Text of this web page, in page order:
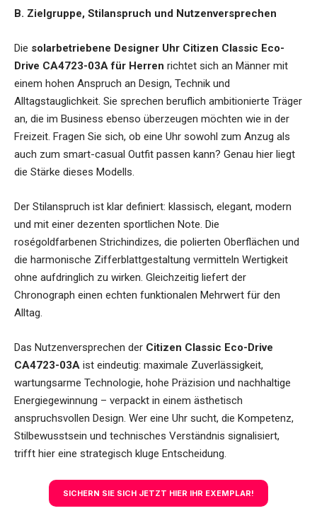
B. Zielgruppe, Stilanspruch und Nutzenversprechen
Die solarbetriebene Designer Uhr Citizen Classic Eco-
Drive CA4723-03A für Herren richtet sich an Männer mit
einem hohen Anspruch an Design, Technik und
Alltagstauglichkeit. Sie sprechen beruflich ambitionierte Träger
an, die im Business ebenso überzeugen möchten wie in der
Freizeit. Fragen Sie sich, ob eine Uhr sowohl zum Anzug als
auch zum smart-casual Outfit passen kann? Genau hier liegt
die Stärke dieses Modells.
Der Stilanspruch ist klar definiert: klassisch, elegant, modern
und mit einer dezenten sportlichen Note. Die
roségoldfarbenen Strichindizes, die polierten Oberflächen und
die harmonische Zifferblattgestaltung vermitteln Wertigkeit
ohne aufdringlich zu wirken. Gleichzeitig liefert der
Chronograph einen echten funktionalen Mehrwert für den
Alltag.
Das Nutzenversprechen der Citizen Classic Eco-Drive
CA4723-03A ist eindeutig: maximale Zuverlässigkeit,
wartungsarme Technologie, hohe Präzision und nachhaltige
Energiegewinnung – verpackt in einem ästhetisch
anspruchsvollen Design. Wer eine Uhr sucht, die Kompetenz,
Stilbewusstsein und technisches Verständnis signalisiert,
trifft hier eine strategisch kluge Entscheidung.
SICHERN SIE SICH JETZT HIER IHR EXEMPLAR!